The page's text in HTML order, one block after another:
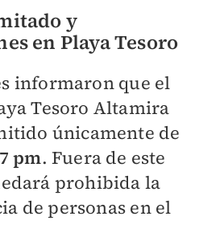
y
en Playa Tesoro
informaron que el
Tesoro Altamira
únicamente de
pm. Fuera de este
prohibida la
de personas en el